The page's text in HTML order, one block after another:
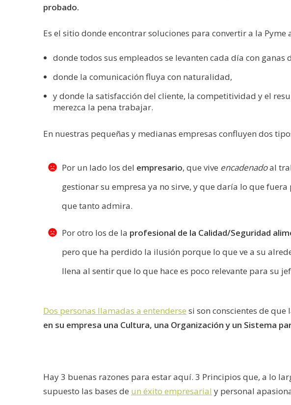
probado.
Es el sitio donde encontrar soluciones para convertir a la
donde todos sus empleados se levanten cada día con
donde la comunicación fluya con naturalidad,
y donde la satisfacción del cliente, la competitividad y el
merezca la pena trabajar.
En nuestras pequeñas y medianas empresas confluyen dos
Por un lado los del empresario, que vive encadenadoal
gestionar su empresa ya no sirve, y que daría lo que
que tanto admira.
Por otro los de la profesional de la Calidad/Seguridad
pero que ha perdido la ilusión porque lo que ve a su
llena al sentir que lo que hace es poco relevante para su
Dos personas llamadas a entenderse si son conscientes de
en su empresa una Cultura, una Organización y un Sistema
Hay 3 buenas razones para estar aquí. 3 Principios que, a lo
supuesto las bases de un éxito empresarial y personal